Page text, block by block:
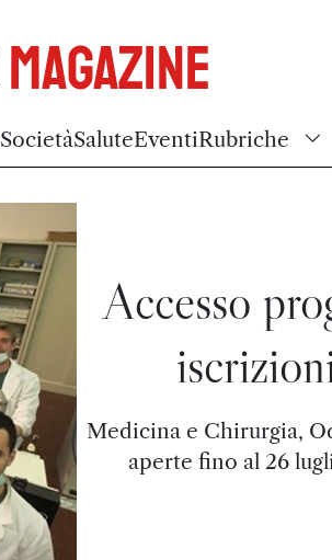
Magazine
SocietàSaluteEventiRubriche
Accesso
Medicina e Chirurgia,
aperte fino al 26